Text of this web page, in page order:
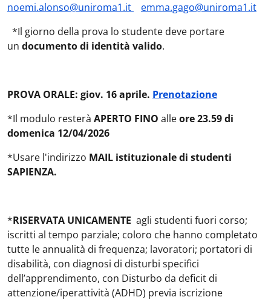
noemi.alonso@uniroma1.it
emma.gago@uniroma1.it
*Il giorno della prova lo studente deve portare
un documento di identità valido.
PROVA ORALE: giov. 16 aprile. Prenotazione
*Il modulo resterà APERTO FINO alleore 23.59 di
domenica 12/04/2026
*Usare l'indirizzo MAIL istituzionale di studenti
SAPIENZA.
*RISERVATA UNICAMENTE agli studenti fuori corso;
iscritti al tempo parziale; coloro che hanno completato
tutte le annualità di frequenza; lavoratori; portatori di
disabilità, con diagnosi di disturbi specifici
dell’apprendimento, con Disturbo da deficit di
attenzione/iperattività (ADHD) previa iscrizione